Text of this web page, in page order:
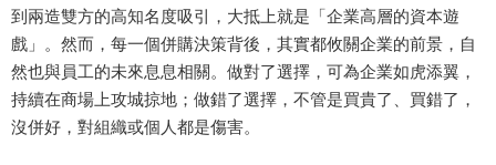
到兩造雙方的高知名度吸引，大抵上就是「企業高層的資本遊
戲」。然而，每一個併購決策背後，其實都攸關企業的前景，自
然也與員工的未來息息相關。做對了選擇，可為企業如虎添翼，
持續在商場上攻城掠地；做錯了選擇，不管是買貴了、買錯了，
沒併好，對組織或個人都是傷害。